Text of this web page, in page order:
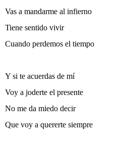
Vas a mandarme al infierno
Tiene sentido vivir
Cuando perdemos el tiempo
Y si te acuerdas de mí
Voy a joderte el presente
No me da miedo decir
Que voy a quererte siempre